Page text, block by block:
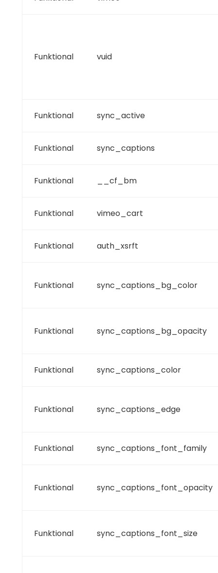
Funktional vuid
Funktional sync_active
Funktional sync_captions
Funktional __cf_bm
Funktional vimeo_cart
Funktional auth_xsrft
Funktional sync_captions_bg_color
Funktional sync_captions_bg_opacity
Funktional sync_captions_color
Funktional sync_captions_edge
Funktional sync_captions_font_family
Funktional sync_captions_font_opacity
Funktional sync_captions_font_size